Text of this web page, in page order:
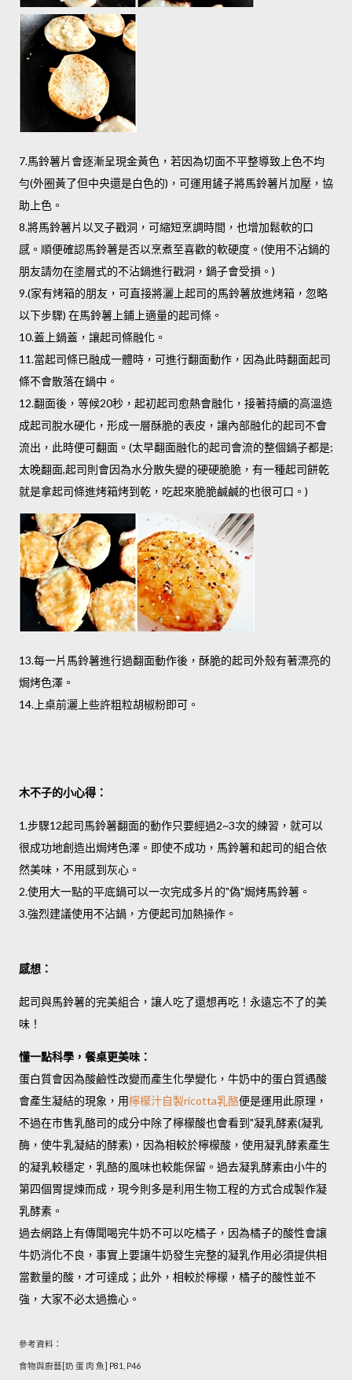
7.馬鈴薯片會逐漸呈現金黃色，若因為切面不平整導致上色不均
勻(外圈黃了但中央還是白色的)，可運用鏟子將馬鈴薯片加壓，協
助上色。
8.將馬鈴薯片以叉子戳洞，可縮短烹調時間，也增加鬆軟的口
感。順便確認馬鈴薯是否以烹煮至喜歡的軟硬度。(使用不沾鍋的
朋友請勿在塗層式的不沾鍋進行戳洞，鍋子會受損。)
9.(家有烤箱的朋友，可直接將灑上起司的馬鈴薯放進烤箱，忽略
以下步驟) 在馬鈴薯上鋪上適量的起司條。
10.蓋上鍋蓋，讓起司條融化。
11.當起司條已融成一體時，可進行翻面動作，因為此時翻面起司
條不會散落在鍋中。
12.翻面後，等候20秒，起初起司愈熱會融化，接著持續的高溫造
成起司脫水硬化，形成一層酥脆的表皮，讓內部融化的起司不會
流出，此時便可翻面。(太早翻面融化的起司會流的整個鍋子都是;
太晚翻面,起司則會因為水分散失變的硬硬脆脆，有一種起司餅乾
就是拿起司條進烤箱烤到乾，吃起來脆脆鹹鹹的也很可口。)
13.每一片馬鈴薯進行過翻面動作後，酥脆的起司外殼有著漂亮的
焗烤色澤。
14.上桌前灑上些許粗粒胡椒粉即可。
木不子的小心得：
1.步驟12起司馬鈴薯翻面的動作只要經過2~3次的練習，就可以
很成功地創造出焗烤色澤。即使不成功，馬鈴薯和起司的組合依
然美味，不用感到灰心。
2.使用大一點的平底鍋可以一次完成多片的"偽"焗烤馬鈴薯。
3.強烈建議使用不沾鍋，方便起司加熱操作。
感想：
起司與馬鈴薯的完美組合，讓人吃了還想再吃！永遠忘不了的美
味！
懂一點科學，餐桌更美味：
蛋白質會因為酸鹼性改變而產生化學變化， 牛奶中的蛋白質遇酸
會產生凝結的現象，用檸檬汁自製ricotta乳酪便是運用此原理，
不過在市售乳酪司的成分中除了檸檬酸也會看到"凝乳酵素(凝乳
酶 ，使牛乳凝結的酵素)，因為相較於檸檬酸，使用凝乳酵素產生
的凝乳較穩定，乳酪的風味也較能保留。 過去凝乳酵素由小牛的
第四個胃提煉而成，現今則多是利用生物工程的方式合成製作凝
乳酵素。
過去網路上有傳聞喝完牛奶不可以吃橘子，因為橘子的酸性會讓
牛奶消化不良，事實上要讓牛奶發生完整的凝乳作用必須提供相
當數量的酸，才可達成；此外，相較於檸檬，橘子的酸性並不
強，大家不必太過擔心。
參考資料：
食物與廚藝[奶 蛋 肉 魚] P81, P46